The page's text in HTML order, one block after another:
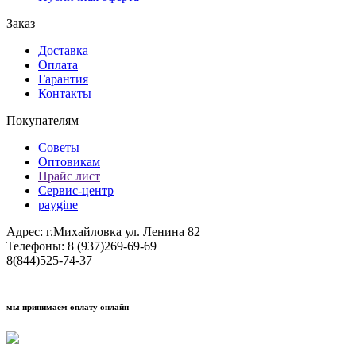
Заказ
Доставка
Оплата
Гарантия
Контакты
Покупателям
Советы
Оптовикам
Прайс лист
Сервис-центр
paygine
Адрес: г.Михайловка ул. Ленина 82
Телефоны: 8 (937)269-69-69
8(844)525-74-37
мы принимаем оплату онлайн